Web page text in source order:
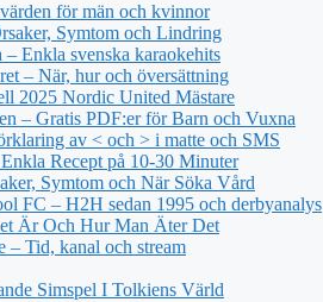
för män och kvinnor
Symtom och Lindring
Enkla svenska karaokehits
– När, hur och översättning
2025 Nordic United Mästare
– Gratis PDF:er för Barn och Vuxna
av < och > i matte och SMS
Recept på 10-30 Minuter
Symtom och När Söka Vård
FC – H2H sedan 1995 och derbyanalys
Är Och Hur Man Äter Det
Tid, kanal och stream
Simspel I Tolkiens Värld